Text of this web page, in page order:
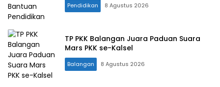
Pendidikan 8 Agustus 2026
TP PKK Balangan Juara Paduan Suara
Mars PKK se-Kalsel
Balangan 8 Agustus 2026